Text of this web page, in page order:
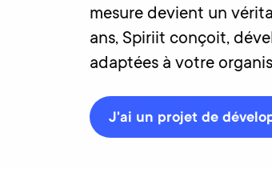
mesure devient un
ans, Spiriit conçoit,
adaptées à votre
J'ai un projet de